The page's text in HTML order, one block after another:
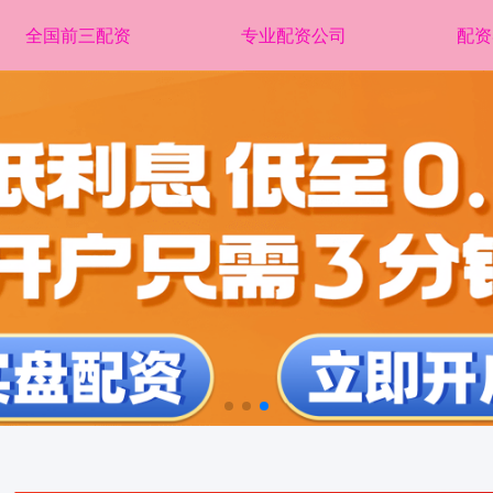
全国前三配资 专业配资公司 配